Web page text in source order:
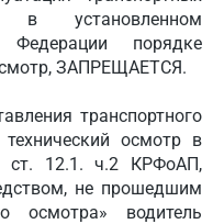
установленном
Федерации порядке
ЗАПРЕЩАЕТСЯ.
транспортного
осмотр в
ст. 12.1. ч.2 КРФоАП,
не прошедшим
осмотра» водитель